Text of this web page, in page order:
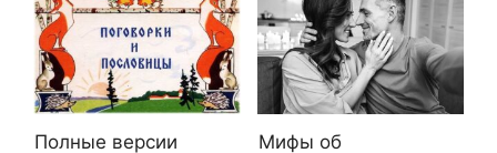
Полные версии
Мифы об